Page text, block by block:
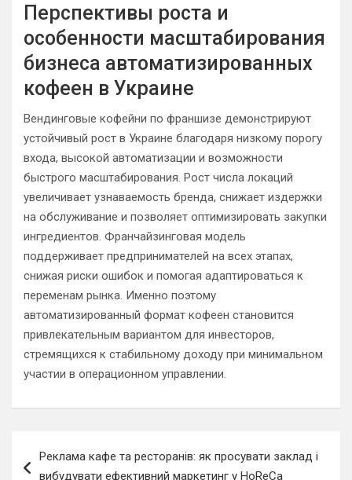
Перспективы роста и
особенности масштабирования
бизнеса автоматизированных
кофеен в Украине
Вендинговые кофейни по франшизе демонстрируют
устойчивый рост в Украине благодаря низкому порогу
входа, высокой автоматизации и возможности
быстрого масштабирования. Рост числа локаций
увеличивает узнаваемость бренда, снижает издержки
на обслуживание и позволяет оптимизировать закупки
ингредиентов. Франчайзинговая модель
поддерживает предпринимателей на всех этапах,
снижая риски ошибок и помогая адаптироваться к
переменам рынка. Именно поэтому
автоматизированный формат кофеен становится
привлекательным вариантом для инвесторов,
стремящихся к стабильному доходу при минимальном
участии в операционном управлении.
по
Реклама кафе та ресторанів: як просувати заклад і
вибудувати ефективний маркетинг у HoReCa